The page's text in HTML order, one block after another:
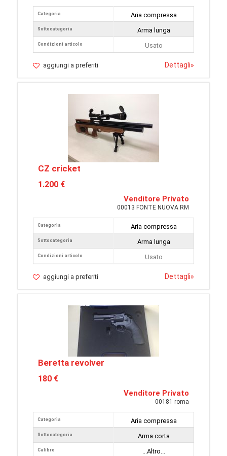
Categoria
Sottocategoria
Condizioni articolo
Aria compressa
Arma lunga
Usato
aggiungi a preferiti Dettagli»
CZ cricket
1.200 €
Venditore Privato
00013 FONTE NUOVA RM
Categoria
Sottocategoria
Condizioni articolo
Aria compressa
Arma lunga
Usato
aggiungi a preferiti Dettagli»
Beretta revolver
180 €
Venditore Privato
00181 roma
Categoria
Sottocategoria
Calibro
Aria compressa
Arma corta
...Altro...